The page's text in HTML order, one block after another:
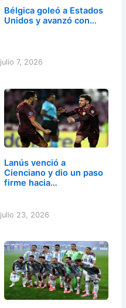
Bélgica goleó a Estados
Unidos y avanzó con…
julio 7, 2026
Lanús venció a
Cienciano y dio un paso
firme hacia…
julio 23, 2026